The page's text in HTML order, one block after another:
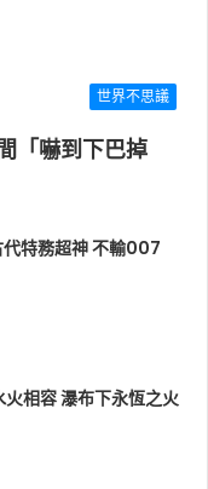
世界不思議
「嚇到下巴掉
特務超神 不輸007
相容 瀑布下永恆之火